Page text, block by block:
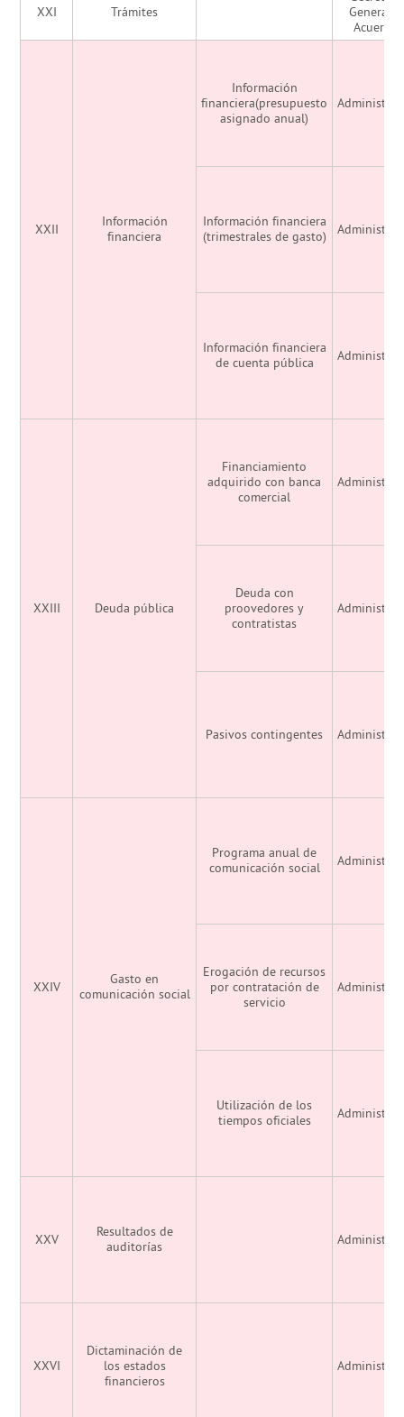
XXI Trámites
General
Acuerdos
XXII
Información
financiera
Información
financiera(presupuesto
asignado anual)
Información financiera
(trimestrales de gasto)
Información financiera
de cuenta pública
XXIII Deuda pública
Financiamiento
adquirido con banca
comercial
Deuda con
proovedores y
contratistas
Pasivos contingentes
XXIV
Gasto en
comunicación social
Programa anual de
comunicación social
Erogación de recursos
por contratación de
servicio
Utilización de los
tiempos oficiales
XXV
Resultados de
auditorías
XXVI
Dictaminación de
los estados
financieros